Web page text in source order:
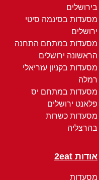
בירושלים
מסעדות בסינמה סיטי
ירושלים
מסעדות במתחם התחנה
הראשונה ירושלים
מסעדות בקניון עזריאלי
רמלה
מסעדות במתחם יס
פלאנט ירושלים
מסעדות כשרות
בהרצליה
אודות 2eat
מסעדות